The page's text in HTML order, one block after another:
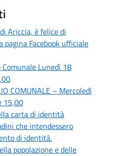
Ariccia, è felice di
pagina Facebook ufficiale
Comunale Lunedì 18
COMUNALE – Mercoledì
15,00
carta di identità
che intendessero
di identità.
popolazione e delle